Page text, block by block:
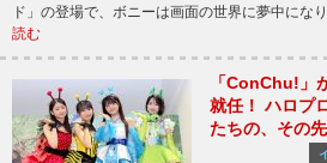
ド」の登場で、ボニーは画面の世界に夢中にな
読む
「ConChu!」
就任！ ハロプ
たちの、その